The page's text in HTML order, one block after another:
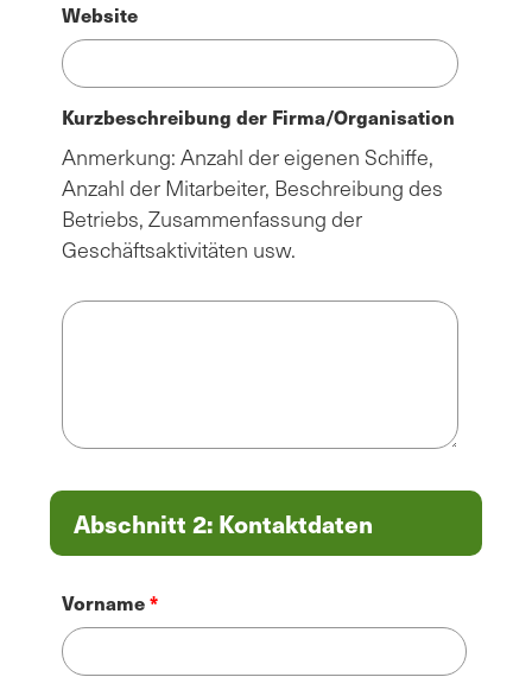
Website
Kurzbeschreibung der Firma/Organisation
Anmerkung: Anzahl der eigenen Schiffe,
Anzahl der Mitarbeiter, Beschreibung des
Betriebs, Zusammenfassung der
Geschäftsaktivitäten usw.
Abschnitt 2: Kontaktdaten
Name
Vorname